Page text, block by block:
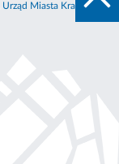
Urząd Miasta Krakowa